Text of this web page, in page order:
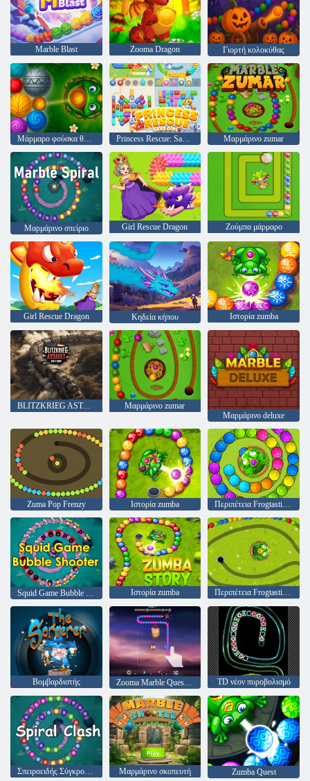
Marble Blast Zooma Dragon Γιορτή κολοκύθας
Μάρμαρο φούσκα θρύλος Princess Rescue: Save Girl Μαρμάρινο zumar
Μαρμάρινο σπείριο Girl Rescue Dragon Ζούμπα μάρμαρο
Girl Rescue Dragon Κηδεία κήπου Ιστορία zumba
BLITZKRIEG ASTABER: Ζώνη πολέμου!
Μαρμάρινο zumar
Μαρμάρινο deluxe
Zuma Pop Frenzy Ιστορία zumba
Squid Game Bubble Shooter Ιστορία zumba Περιπέτεια Frogtastic Marble
Βομβαρδιστής Zooma Marble Quest 3D TD νέον πυροβολισμό
Μαρμάρινο σκοπευτή Zumba Quest